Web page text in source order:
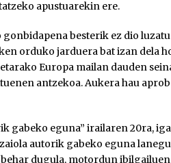
apustuarekin ere.
besterik ez dio luzatu
orduko jarduera bat izan dela
Europa mailan dauden
antzekoa. Aukera hau
gabeko eguna” irailaren 20ra,
autorik gabeko eguna
dugula, motordun